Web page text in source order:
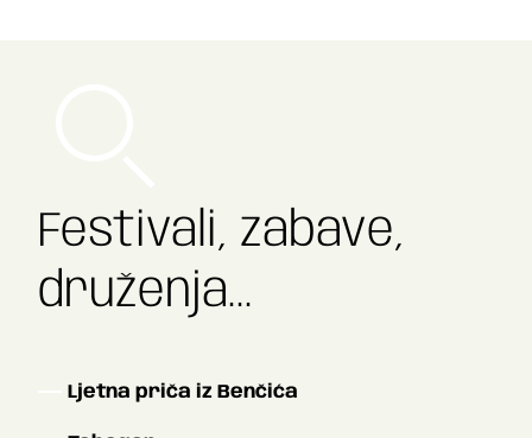
Festivali, zabave,
druženja...
Ljetna priča iz Benčića